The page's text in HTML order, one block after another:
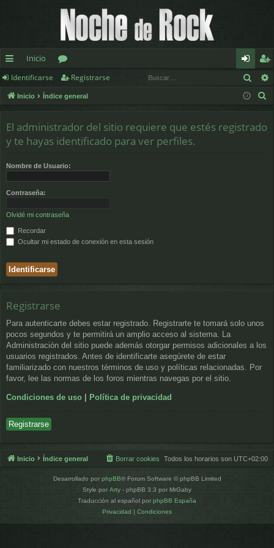
nl
ac
rá
d
Inicio
or
os
de
nt
eg
ist
Identificarse Registrarse
Inicio Índice general
El administrador del sitio requiere que estés registrado
y te hayas identificado para ver perfiles.
Nombre de Usuario:
Contraseña:
Olvidé mi contraseña
Recordar
Ocultar mi estado de conexión en esta sesión
Registrarse
Para autenticarte debes estar registrado. Registrarte te tomará solo unos
pocos segundos y te permitirá un amplio acceso al sistema. La
Administración del sitio puede además otorgar permisos adicionales a los
usuarios registrados. Antes de identificarte asegúrete de estar
familiarizado con nuestros términos de uso y políticas relacionadas. Por
favor, lee las normas de los foros mientras navegas por el sitio.
Condiciones de uso | Política de privacidad
Registrarse
Inicio Índice general Todos los horarios son UTC+02:00
Borrar cookies
Desarrollado por phpBB® Forum Software © phpBB Limited
Style por Arty - phpBB 3.3 por MrGaby
Traducción al español por phpBB España
Privacidad | Condiciones